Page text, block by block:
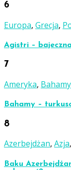
6
Europa, Grecja,
Agistri –
7
Ameryka, Bahamy
Bahamy –
8
Azerbejdżan, Azja,
Baku